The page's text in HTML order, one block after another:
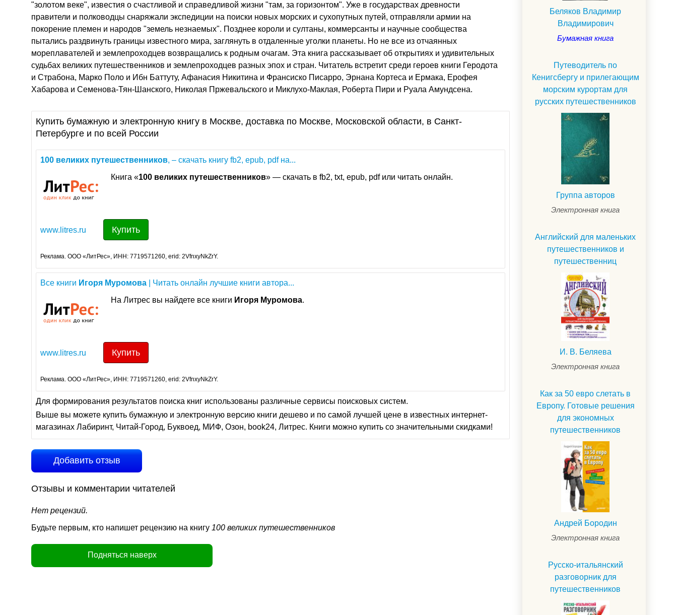
"золотом веке", известия о счастливой и справедливой жизни "там, за горизонтом". Уже в государствах древности
правители и полководцы снаряжали экспедиции на поиски новых морских и сухопутных путей, отправляли армии на
покорение племен и народов "земель незнаемых". Позднее короли и султаны, коммерсанты и научные сообщества
пытались раздвинуть границы известного мира, заглянуть в отдаленные уголки планеты. Но не все из отчаянных
мореплавателей и землепроходцев возвращались к родным очагам. Эта книга рассказывает об открытиях и удивительных
судьбах великих путешественников и землепроходцев разных эпох и стран. Читатель встретит среди героев книги Геродота
и Страбона, Марко Поло и Ибн Баттуту, Афанасия Никитина и Франсиско Писарро, Эрнана Кортеса и Ермака, Ерофея
Хабарова и Семенова-Тян-Шанского, Николая Пржевальского и Миклухо-Маклая, Роберта Пири и Руала Амундсена.
Купить бумажную и электронную книгу в Москве, доставка по Москве, Московской области, в Санкт-
Петербурге и по всей России
100 великих путешественников, – скачать книгу fb2, epub, pdf на...
Книга «100 великих путешественников» — скачать в fb2, txt, epub, pdf или читать онлайн.
www.litres.ru Купить
Реклама. ООО «ЛитРес», ИНН: 7719571260, erid: 2VfnxyNkZrY.
Все книги Игоря Муромова | Читать онлайн лучшие книги автора...
На Литрес вы найдете все книги Игоря Муромова.
www.litres.ru Купить
Реклама. ООО «ЛитРес», ИНН: 7719571260, erid: 2VfnxyNkZrY.
Для формирования результатов поиска книг использованы различные сервисы поисковых систем.
Выше вы можете купить бумажную и электронную версию книги дешево и по самой лучшей цене в известных интернет-
магазинах Лабиринт, Читай-Город, Буквоед, МИФ, Озон, book24, Литрес. Книги можно купить со значительными скидками!
Добавить отзыв
Отзывы и комментарии читателей
Нет рецензий.
Будьте первым, кто напишет рецензию на книгу 100 великих путешественников
Подняться наверх
Беляков Владимир
Владимирович
Бумажная книга
Путеводитель по
Кенигсбергу и прилегающим
морским курортам для
русских путешественников
Группа авторов
Электронная книга
Английский для маленьких
путешественников и
путешественниц
И. В. Беляева
Электронная книга
Как за 50 евро слетать в
Европу. Готовые решения
для экономных
путешественников
Андрей Бородин
Электронная книга
Русско-итальянский
разговорник для
путешественников